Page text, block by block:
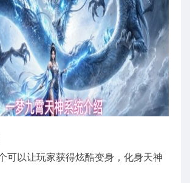
可以让玩家获得炫酷变身，化身天神